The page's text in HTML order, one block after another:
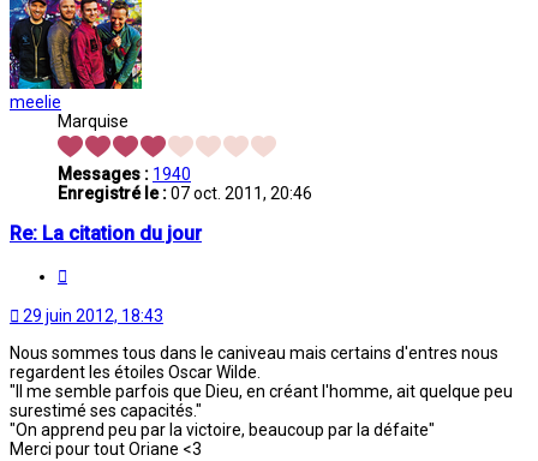
meelie
Marquise
Messages : 1940
Enregistré le :07 oct. 2011, 20:46
Re: La citation du jour
29 juin 2012, 18:43
Nous sommes tous dans le caniveau mais certains d'entres nous
regardent les étoiles Oscar Wilde.
"Il me semble parfois que Dieu, en créant l'homme, ait quelque peu
surestimé ses capacités."
"On apprend peu par la victoire, beaucoup par la défaite"
Merci pour tout Oriane <3